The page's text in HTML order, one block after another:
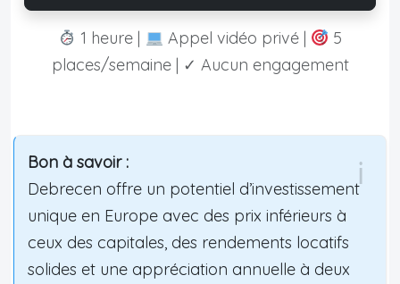
1 heure | Appel vidéo privé |
5
places/semaine | ✓ Aucun engagement
Bon à savoir :
Debrecen offre un potentiel d’investissement
unique en Europe avec des prix inférieurs à
ceux des capitales, des rendements locatifs
solides et une appréciation annuelle à deux